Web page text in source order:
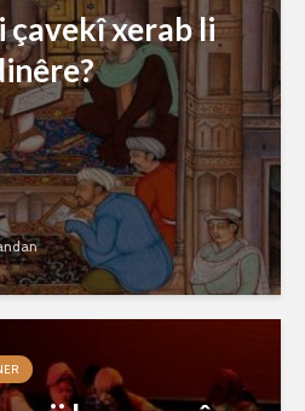
çavekî xerab li